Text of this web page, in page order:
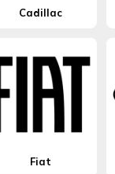
Cadillac
Fiat